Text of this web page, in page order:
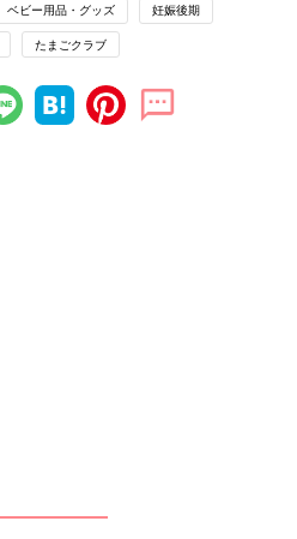
ベビー用品・グッズ 妊娠後期
たまごクラブ